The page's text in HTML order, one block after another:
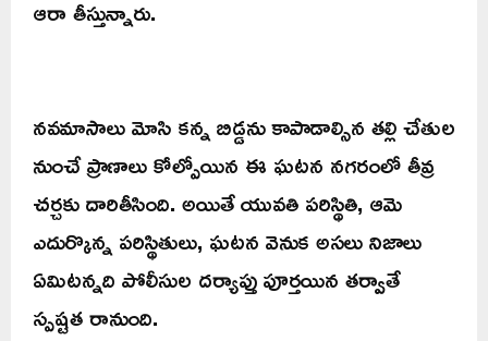
ఆరా తీస్తున్నారు.
నవమాసాలు మోసి కన్న బిడ్డను కాపాడాల్సిన తల్లి చేతుల
నుంచే ప్రాణాలు కోల్పోయిన ఈ ఘటన నగరంలో తీవ్ర
చర్చకు దారితీసింది. అయితే యువతి పరిస్థితి, ఆమె
ఎదుర్కొన్న పరిస్థితులు, ఘటన వెనుక అసలు నిజాలు
ఏమిటన్నది పోలీసుల దర్యాప్తు పూర్తయిన తర్వాతే
స్పష్టత రానుంది.